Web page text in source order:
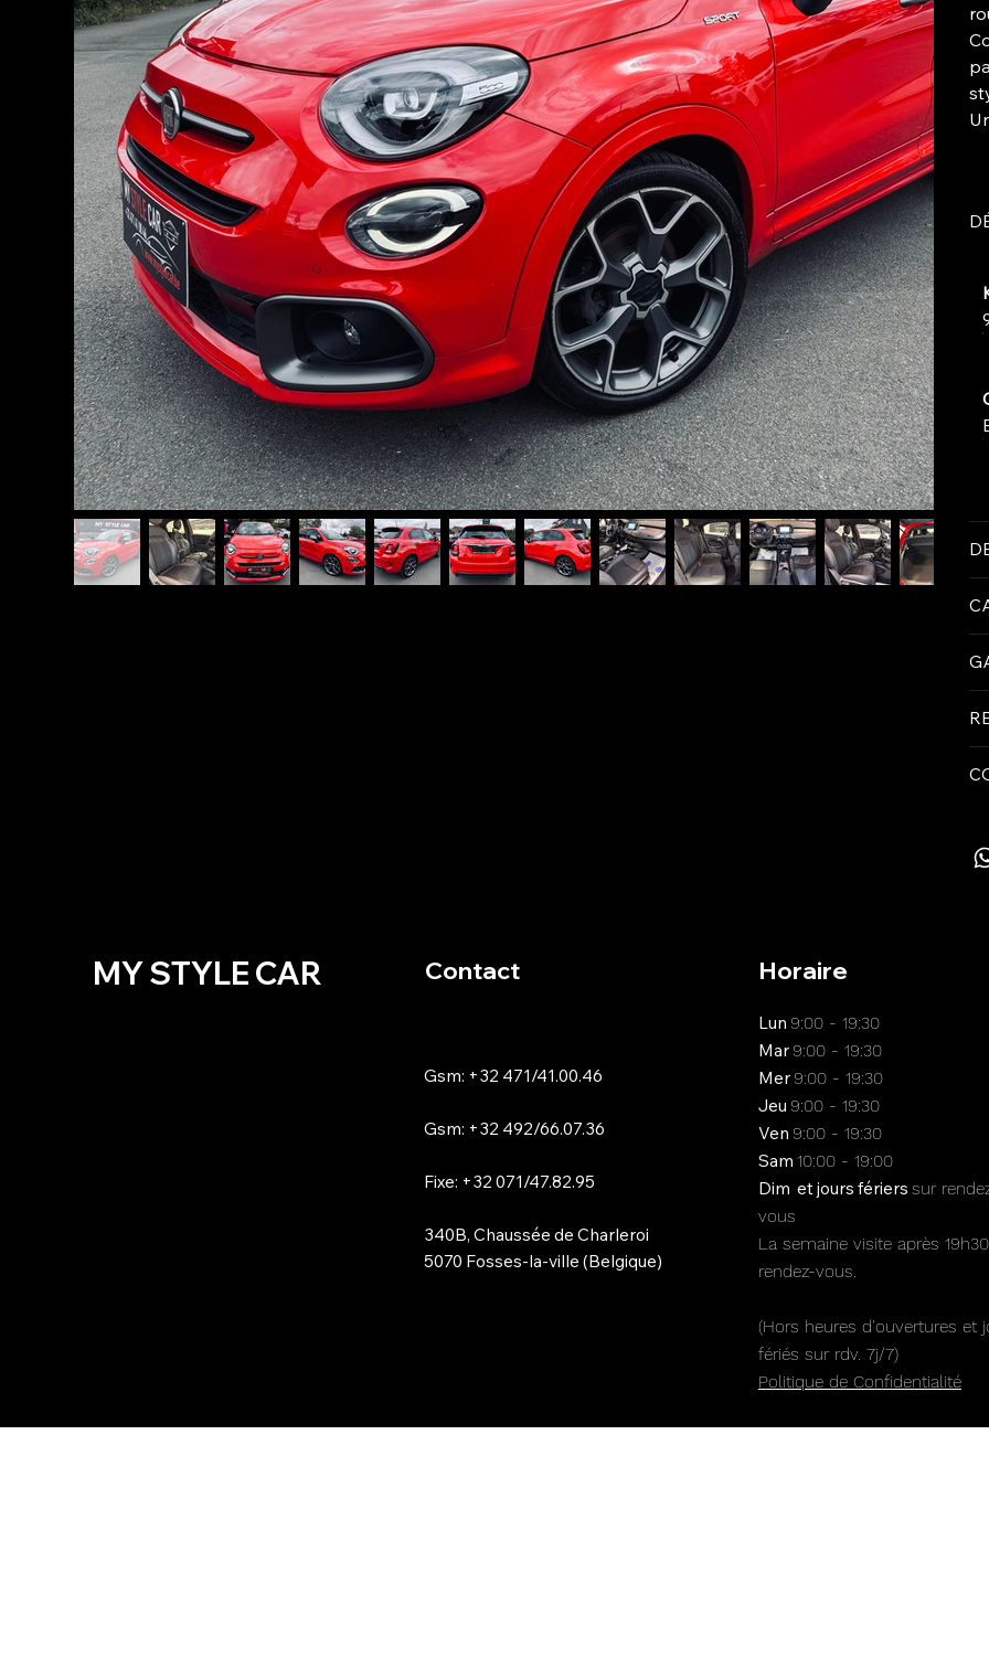
MY STYLE CAR Contact
Gsm: +32 471/41.00.46
Gsm: +32 492/66.07.36
Fixe: +32 071/47.82.95
340B, Chaussée de Charleroi
5070 Fosses-la-ville (Belgique)
Horaire
Lun 9:00 - 19:30
Mar 9:00 - 19:30
Mer 9:00 - 19:30
Jeu 9:00 - 19:30
Ven 9:00 - 19:30
Sam 10:00 - 19:00
Dim et jours fériers sur
vous
La semaine visite après
rendez-vous.
(Hors heures d'ouvertures et
fériés sur rdv. 7j/7)
Politique de Confidentialité​